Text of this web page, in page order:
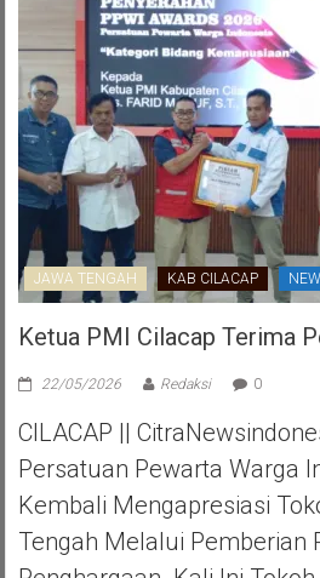
JAWA TENGAH KAB CILACAP
Ketua PMI Cilacap Terima
22/05/2026 Redaksi 0
CILACAP ||
Persatuan Pewarta Warga
Kembali Mengapresiasi
Tengah Melalui Pemberian